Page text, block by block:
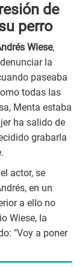
de
perro
Wiese,
la
paseaba
todas las
Menta estaba
ha salido de
grabarla
actor, se
en un
a ello no
Wiese, la
"Voy a poner